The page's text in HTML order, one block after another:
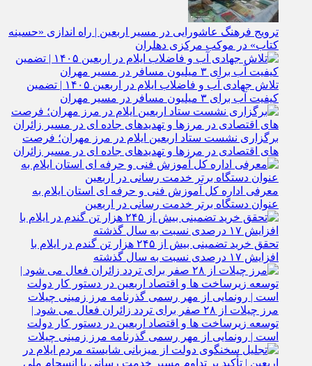
ترویج فرهنگ عاشورایی در مسیر اربعین | راه‌ اندازی «حسینه
کتاب» در موکب مرکزی دهلران
تلاش جهادی آب و فاضلاب ایلام در اربعین ۱۴۰۵ | تضمین
کیفیت آب برای ۳ میلیون مسافر در مسیر مهران
برگزاری نشست ستاد اربعین ایلام در مرز مهران؛ فرصت‌
های اقتصادی در مرزها و تهدیدهای جاده‌ ای در مسیر زائران
معرفی اداره کل آموزش فنی و حرفه‌ ای استان ایلام به‌
عنوان دستگاه برتر خدمت‌ رسانی در اربعین
تحقق خرید تضمینی بیش از ۲۴۵ هزار تن گندم در ایلام با
افزایش ۱۷ درصدی نسبت به سال گذشته
مرز چیلات از ۲۸ صفر برای تردد زائران فعال می‌ شود |
توسعه زیرساخت‌ ها و اقتصاد اربعین در دستور کار دولت
است | رونمایی از مهر رسمی گذرنامه مرز زمینی چیلات